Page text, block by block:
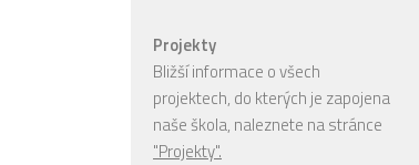
Projekty
Bližší informace o všech
projektech, do kterých je zapojena
naše škola, naleznete na stránce
"Projekty".